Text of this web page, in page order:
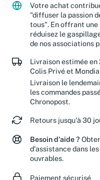
Votre achat
"diffuser la passion
tous". En offrant une
réduisez le
de nos associations
Livraison estimée en
Colis Privé et
Livraison le
les commandes
Chronopost.
Retours jusqu'à 30
Besoin d'aide ?
d'assistance dans
ouvrables.
Paiement sécurisé